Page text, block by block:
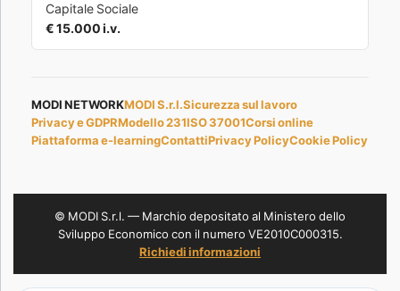
Capitale Sociale
€ 15.000 i.v.
MODI NETWORKMODI S.r.l.Sicurezza sul lavoro
Privacy e GDPRModello 231ISO 37001Corsi online
Piattaforma e-learningContattiPrivacy PolicyCookie Policy
© MODI S.r.l. — Marchio depositato al Ministero dello
Sviluppo Economico con il numero VE2010C000315.
Richiedi informazioni